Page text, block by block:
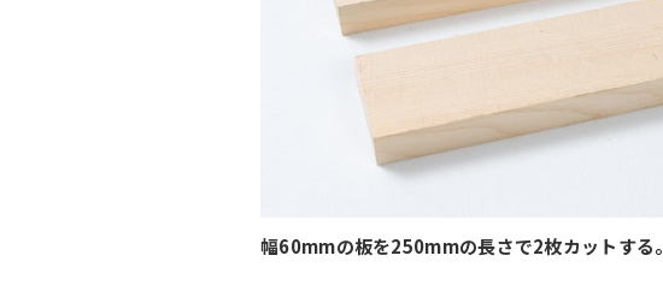
幅60mmの板を250mmの長さで2枚カットする。